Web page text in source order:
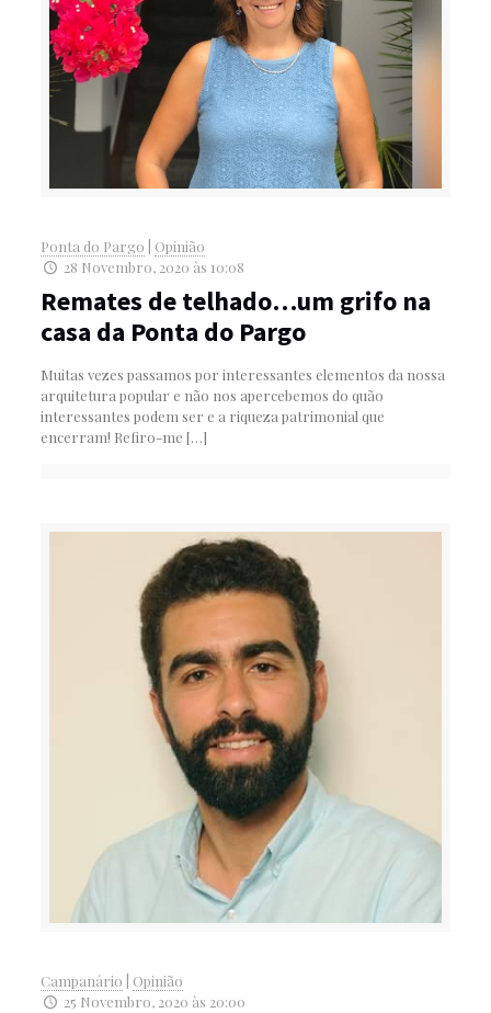
Ponta do Pargo
Opinião
28 Novembro, 2020 às 10:08
Remates de telhado…um grifo na
casa da Ponta do Pargo
Muitas vezes passamos por interessantes elementos da nossa
arquitetura popular e não nos apercebemos do quão
interessantes podem ser e a riqueza patrimonial que
encerram! Refiro-me […]
Campanário
Opinião
25 Novembro, 2020 às 20:00